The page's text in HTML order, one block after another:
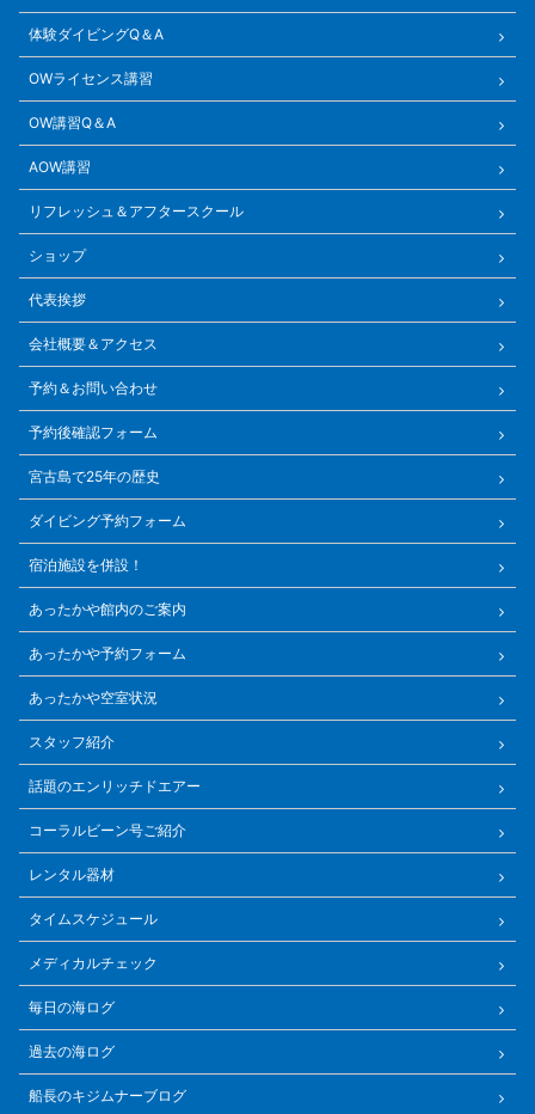
体験ダイビングQ＆A
OWライセンス講習
OW講習Q＆A
AOW講習
リフレッシュ＆アフタースクール
ショップ
代表挨拶
会社概要＆アクセス
予約＆お問い合わせ
予約後確認フォーム
宮古島で25年の歴史
ダイビング予約フォーム
宿泊施設を併設！
あったかや館内のご案内
あったかや予約フォーム
あったかや空室状況
スタッフ紹介
話題のエンリッチドエアー
コーラルビーン号ご紹介
レンタル器材
タイムスケジュール
メディカルチェック
毎日の海ログ
過去の海ログ
船長のキジムナーブログ